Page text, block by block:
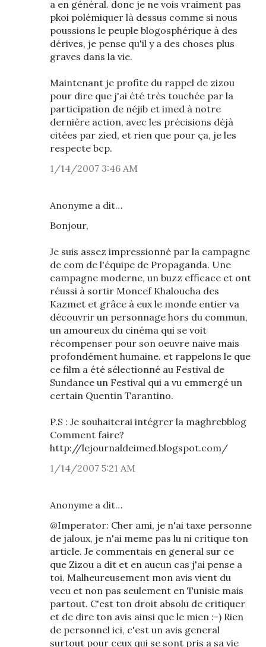
a en général. donc je ne vois vraiment pas
pkoi polémiquer là dessus comme si nous
poussions le peuple blogosphérique à des
dérives, je pense qu'il y a des choses plus
graves dans la vie.
Maintenant je profite du rappel de zizou
pour dire que j'ai été très touchée par la
participation de néjib et imed à notre
dernière action, avec les précisions déjà
citées par zied, et rien que pour ça, je les
respecte bcp.
1/14/2007 3:46 AM
Anonyme a dit…
Bonjour,
Je suis assez impressionné par la campagne
de com de l'équipe de Propaganda. Une
campagne moderne, un buzz efficace et ont
réussi à sortir Moncef Khaloucha des
Kazmet et grâce à eux le monde entier va
découvrir un personnage hors du commun,
un amoureux du cinéma qui se voit
récompenser pour son oeuvre naive mais
profondément humaine. et rappelons le que
ce film a été sélectionné au Festival de
Sundance un Festival qui a vu emmergé un
certain Quentin Tarantino.
P.S : Je souhaiterai intégrer la maghrebblog
Comment faire?
http://lejournaldeimed.blogspot.com/
1/14/2007 5:21 AM
Anonyme a dit…
@Imperator: Cher ami, je n'ai taxe personne
de jaloux, je n'ai meme pas lu ni critique ton
article. Je commentais en general sur ce
que Zizou a dit et en aucun cas j'ai pense a
toi. Malheureusement mon avis vient du
vecu et non pas seulement en Tunisie mais
partout. C'est ton droit absolu de critiquer
et de dire ton avis ainsi que le mien :-) Rien
de personnel ici, c'est un avis general
surtout pour ceux qui se sont pris a sa vie